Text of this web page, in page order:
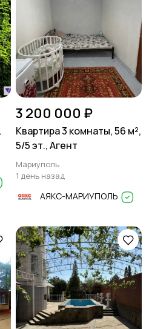
3 200 000 ₽
Квартира 3 комнаты, 56 м²,
5/5 эт., Агент
Мариуполь
1 день назад
АЯКС-МАРИУПОЛЬ